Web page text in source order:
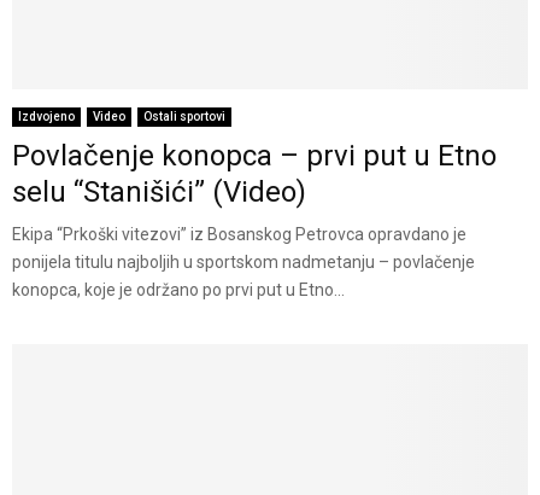
Izdvojeno Video Ostali sportovi
Povlačenje konopca – prvi put u Etno
selu “Stanišići” (Video)
Ekipa “Prkoški vitezovi” iz Bosanskog Petrovca opravdano je
ponijela titulu najboljih u sportskom nadmetanju – povlačenje
konopca, koje je održano po prvi put u Etno...